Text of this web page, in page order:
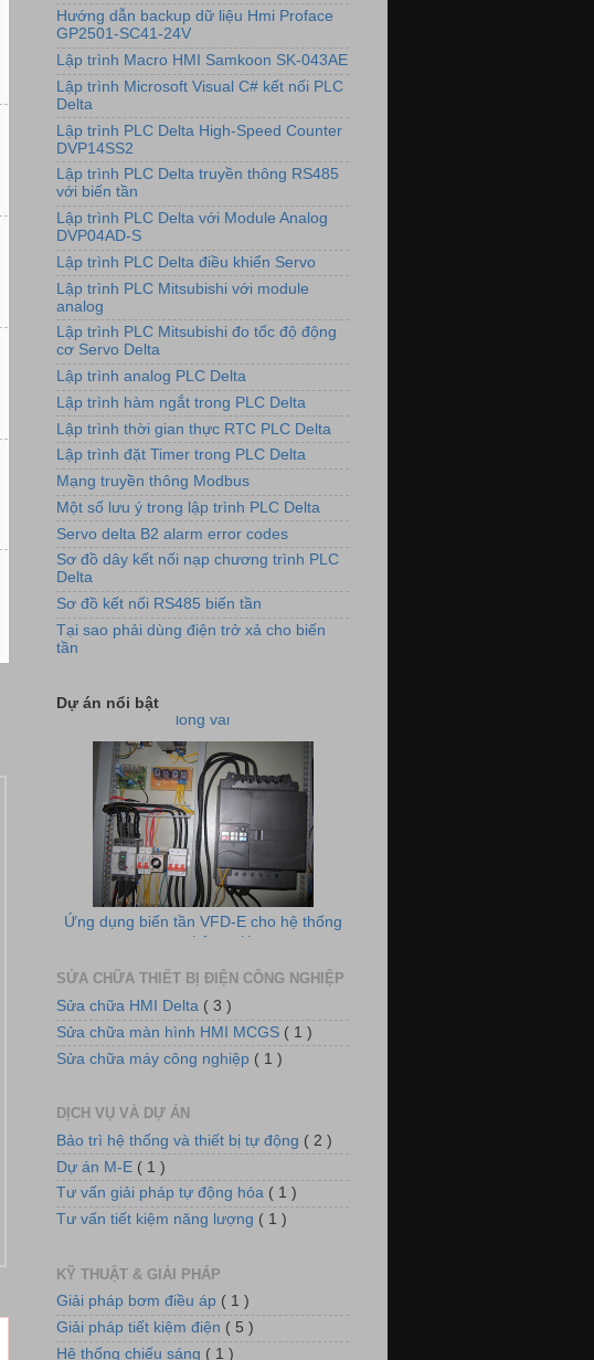
Hướng dẫn backup dữ liệu Hmi Proface
GP2501-SC41-24V
Lập trình Macro HMI Samkoon SK-043AE
Lập trình Microsoft Visual C# kết nối PLC
Delta
Lập trình PLC Delta High-Speed Counter
DVP14SS2
Lập trình PLC Delta truyền thông RS485
với biến tần
Lập trình PLC Delta với Module Analog
DVP04AD-S
Lập trình PLC Delta điều khiển Servo
Lập trình PLC Mitsubishi với module
analog
Lập trình PLC Mitsubishi đo tốc độ động
cơ Servo Delta
Lập trình analog PLC Delta
Lập trình hàm ngắt trong PLC Delta
Lập trình thời gian thực RTC PLC Delta
Lập trình đặt Timer trong PLC Delta
Mạng truyền thông Modbus
Một số lưu ý trong lập trình PLC Delta
Servo delta B2 alarm error codes
Sơ đồ dây kết nối nạp chương trình PLC
Delta
Sơ đồ kết nối RS485 biến tần
Tại sao phải dùng điện trở xả cho biến
tần
Dự án nổi bật
Hình ảnh lắp đặt biến tần cho máy đánh
Ứng dụng biến tần VFD-E cho hệ thống
quạt thông gió
Bơm điều áp cho hệ thống làm mát
SỬA CHỮA THIẾT BỊ ĐIỆN CÔNG NGHIỆP
Sửa chữa HMI Delta ( 3 )
Sửa chữa màn hình HMI MCGS ( 1 )
Sửa chữa máy công nghiệp ( 1 )
DỊCH VỤ VÀ DỰ ÁN
Bảo trì hệ thống và thiết bị tự động ( 2 )
Dự án M-E ( 1 )
Tư vấn giải pháp tự động hóa ( 1 )
Tư vấn tiết kiệm năng lượng ( 1 )
KỸ THUẬT & GIẢI PHÁP
Giải pháp bơm điều áp ( 1 )
Giải pháp tiết kiệm điện ( 5 )
Hệ thống chiếu sáng ( 1 )